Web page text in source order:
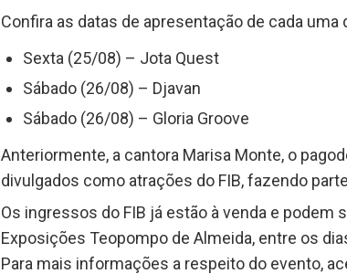
Confira as datas de apresentação de cada
Sexta (25/08) – Jota Quest
Sábado (26/08) – Djavan
Sábado (26/08) – Gloria Groove
Anteriormente, a cantora Marisa Monte, o
divulgados como atrações do FIB, fazendo
Os ingressos do FIB já estão à venda e podem
Exposições Teopompo de Almeida, entre os
Para mais informações a respeito do evento,